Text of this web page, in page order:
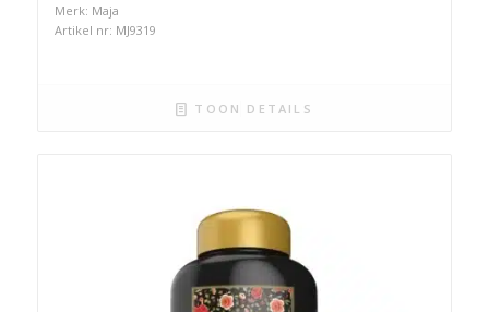
Merk: Maja
Artikel nr: MJ9319
TOON DETAILS